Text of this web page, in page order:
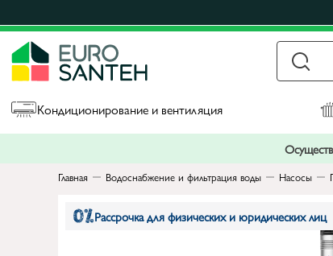
Кондиционирование и вентиляция
Главная Водоснабжение и фильтрация воды Насосы
Рассрочка для физических и юридических лиц